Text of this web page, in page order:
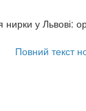
у Львові:
Повний текст